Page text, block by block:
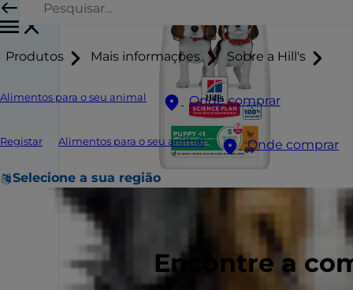
Produtos Mais informações Sobre a Hill's
Alimentos para o seu animal Onde comprar
Registar Alimentos para o seu animal Onde comprar
Selecione a sua região
Encontre a